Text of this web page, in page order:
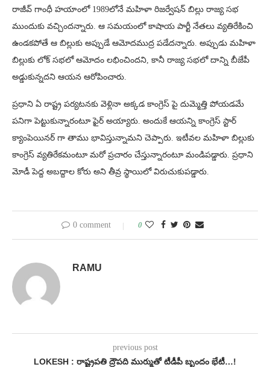
రాజీవ్ గాంధీ హయాంలో 1989లోనే మహిళా రిజర్వేషన్ బిల్లు రాజ్య సభ
ముందుకు వచ్చిందన్నారు. ఆ సమయంలో కాషాయ పార్టీ నేతలు వ్యతిరేకించి
ఉండకపోతే ఆ బిల్లుకు అప్పుడే ఆమోదముద్ర పడేదన్నారు. అప్పుడు మహిళా
బిల్లుకు లోక్ సభలో ఆమోదం లభించిందని, కానీ రాజ్య సభలో దాన్ని బీజేపీ
అడ్డుకున్నదని ఆయన ఆరోపించారు.
ప్రధాని ఏ రాష్ట్ర పర్యటనకు వెళ్లినా అక్కడ కాంగ్రెస్ పై దుమ్మెత్తి పోయడమే
పనిగా పెట్టుకున్నారంటూ ఫైర్ అయ్యారు. అందుకే ఆయన్ని కాంగ్రెస్ స్టార్
క్యాంపెయినర్ గా తాము భావిస్తున్నామని చెప్పారు. ఇటీవల మహిళా బిల్లుకు
కాంగ్రెస్ వ్యతిరేకమంటూ మరో ప్రచారం చేస్తున్నారంటూ మండిపడ్డారు. ప్రధాని
మోడీ పెద్ద అబద్దాల కోరు అని తీవ్ర స్థాయిలో విరుచుకుపడ్డారు.
0 comment 0
RAMU
previous post
LOKESH : రాష్ట్రపతి ద్రౌపది ముర్ముతో టీడీపీ బృందం భేటీ…!